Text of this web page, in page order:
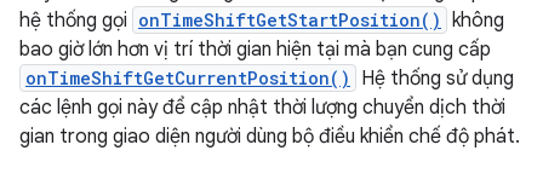
hệ thống gọi onTimeShiftGetStartPosition() không
bao giờ lớn hơn vị trí thời gian hiện tại mà bạn cung cấp
onTimeShiftGetCurrentPosition()
Hệ thống sử dụng
các lệnh gọi này để cập nhật thời lượng chuyển dịch thời
gian trong giao diện người dùng bộ điều khiển chế độ phát.